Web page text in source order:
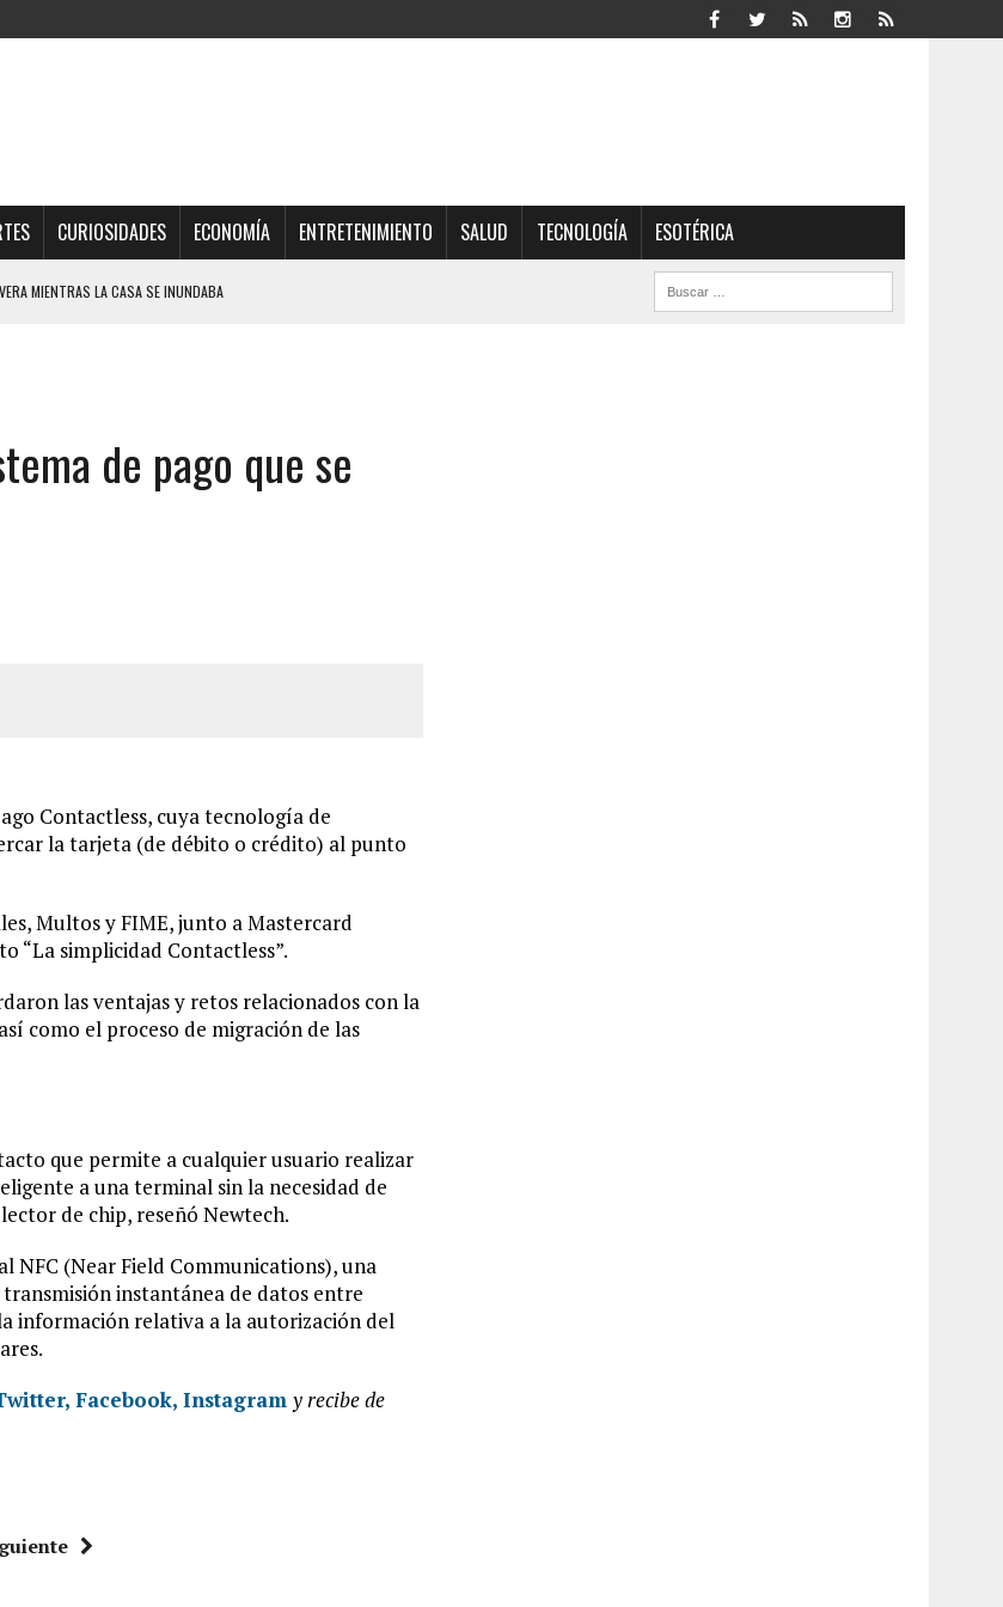
CURIOSIDADES ECONOMÍA ENTRETENIMIENTO SALUD TECNOLOGÍA ESOTÉRICA
MIENTRAS LA CASA SE INUNDABA
LA VIDA
VENEZOLANO: AUTOR MATERIAL SE MANTIENE EN FUGA
VALLE-COCHE
CHILE: SUS COMPAÑEROS LO ESPERARON EN LA SALIDA
de pago que se
Contactless, cuya tecnología de
la tarjeta (de débito o crédito) al punto
Multos y FIME, junto a Mastercard
“La simplicidad Contactless”.
las ventajas y retos relacionados con la
como el proceso de migración de las
que permite a cualquier usuario realizar
a una terminal sin la necesidad de
de chip, reseñó Newtech.
NFC (Near Field Communications), una
instantánea de datos entre
información relativa a la autorización del
Facebook, Instagram y recibe de